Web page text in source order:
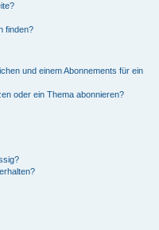
finden?
und einem Abonnements für ein
oder ein Thema abonnieren?